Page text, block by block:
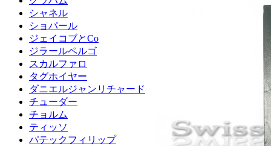
シャネル
ショパール
ジェイコブとCo
ジラールペルゴ
スカルファロ
タグホイヤー
ダニエルジャンリチャード
チューダー
チョルム
ティッソ
パテックフィリップ